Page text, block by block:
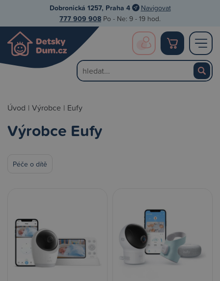
Dobronická 1257, Praha 4 Navigovat
777 909 908 Po - Ne: 9 - 19 hod.
Úvod | Výrobce | Eufy
Výrobce Eufy
Péče o dítě